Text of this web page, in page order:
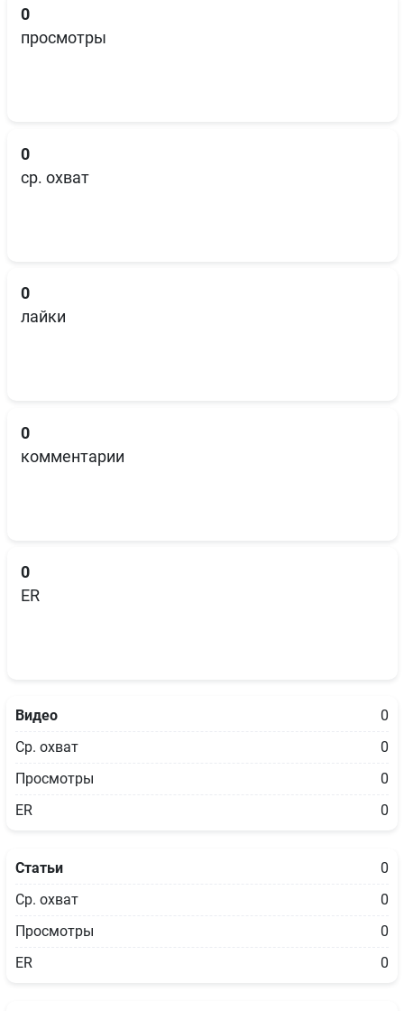
0
просмотры
0
ср. охват
0
лайки
0
комментарии
0
ER
Видео
0
Ср. охват
0
Просмотры
0
ER
0
Статьи
0
Ср. охват
0
Просмотры
0
ER
0